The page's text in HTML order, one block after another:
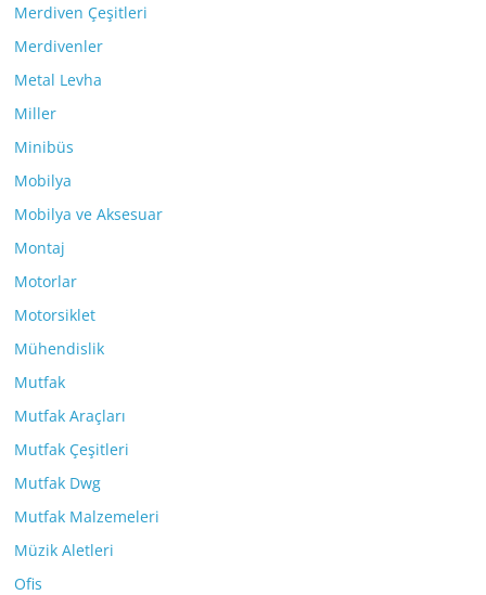
Merdiven Çeşitleri
Merdivenler
Metal Levha
Miller
Minibüs
Mobilya
Mobilya ve Aksesuar
Montaj
Motorlar
Motorsiklet
Mühendislik
Mutfak
Mutfak Araçları
Mutfak Çeşitleri
Mutfak Dwg
Mutfak Malzemeleri
Müzik Aletleri
Ofis